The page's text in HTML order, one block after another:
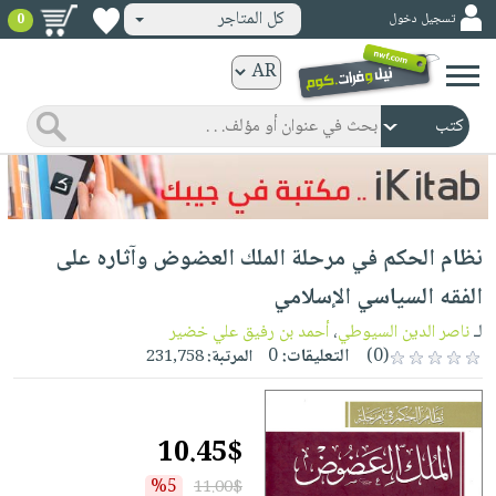
ورقية
المواضيع
صدر
حديثاً
الأكثر
مبيعاً
جوائز
شحن
مخفض
عروض
خاصة
صفحات
مشوقة
كتب
الكترونية
الرئيسية
صدر
حديثاً
الأكثر
مبيعاً
كتب
مجانية
صوتية
الصفحة
الرئيسية
masmu3
بلا
حدود
أطفال
وناشئة
الصفحة
وسائل
تسجيل دخول كل المتاجر 0
نظام الحكم في مرحلة الملك العضوض وآثاره على
الفقه السياسي الإسلامي
لـناصر الدين السيوطي،أحمد بن رفيق علي خضير
(0)
التعليقات:0 المرتبة:231,758
10.45$
11.00$
%5